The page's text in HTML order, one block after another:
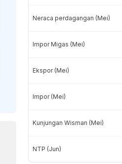
Neraca perdagangan (Mei)
Impor Migas (Mei)
Ekspor (Mei)
Impor (Mei)
Kunjungan Wisman (Mei)
NTP (Jun)